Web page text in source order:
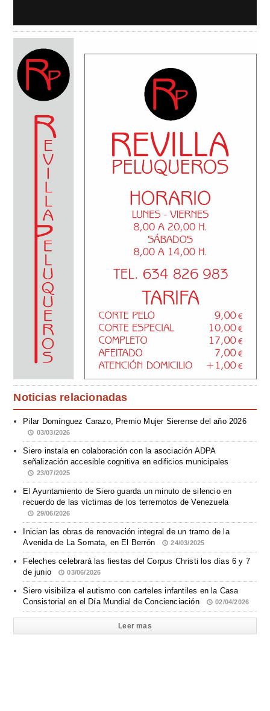
Noticias relacionadas
Pilar Domínguez Carazo, Premio Mujer Sierense del año 2026
03/03/2026
Siero instala en colaboración con la asociación ADPA
señalización accesible cognitiva en edificios municipales
23/07/2025
El Ayuntamiento de Siero guarda un minuto de silencio en
recuerdo de las víctimas de los terremotos de Venezuela
29/06/2026
Inician las obras de renovación integral de un tramo de la
Avenida de La Somata, en El Berrón
24/03/2025
Feleches celebrará las fiestas del Corpus Christi los días 6 y 7
de junio
03/06/2026
Siero visibiliza el autismo con carteles infantiles en la Casa
Consistorial en el Día Mundial de Concienciación
02/04/2026
Leer mas